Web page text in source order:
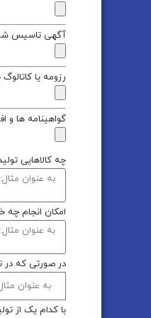
آگهی تاسیس
رزومه یا
گواهینامه ها و
چه کالاهایی
امکان انجام چه
در صورتی که در
با کدام یک از